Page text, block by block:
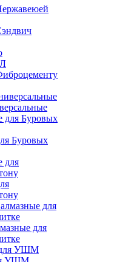
Буровых
для